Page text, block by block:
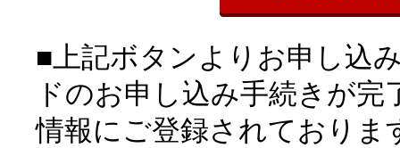
■上記ボタンよりお申し込
ドのお申し込み手続きが
情報にご登録されておりま